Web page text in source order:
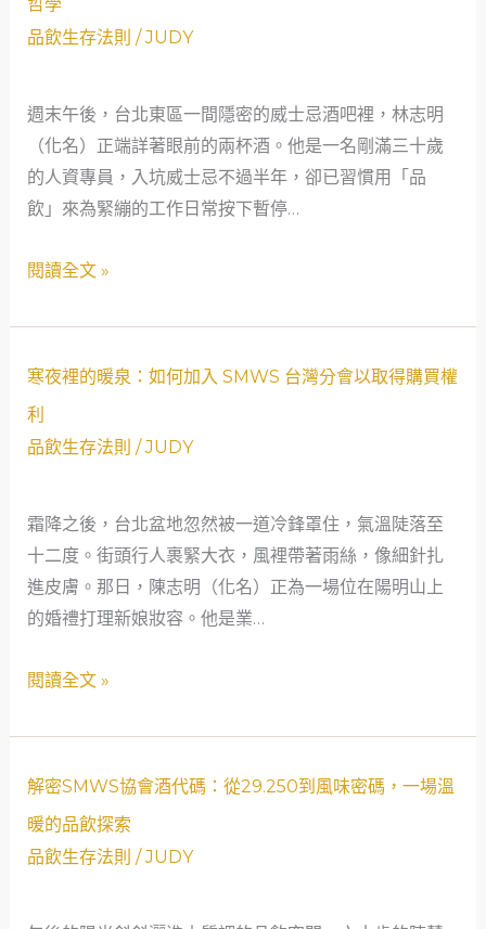
怎
麼
讀？
哲學
品飲生存法則 /JUDY
週末午後，台北東區一間隱密的威士忌酒吧裡，林志明
（化名）正端詳著眼前的兩杯酒。他是一名剛滿三十歲
的人資專員，入坑威士忌不過半年，卻已習慣用「品
飲」來為緊繃的工作日常按下暫停…
與
格
拉
斯
梁
父
承：
立
裝
廠
的
威
士
哲
閱讀全文 »
寒夜裡的暖泉：如何加入 SMWS 台灣分會以取得購買權
利
品飲生存法則 /JUDY
霜降之後，台北盆地忽然被一道冷鋒罩住，氣溫陡落至
十二度。街頭行人裹緊大衣，風裡帶著雨絲，像細針扎
進皮膚。那日，陳志明（化名）正為一場位在陽明山上
的婚禮打理新娘妝容。他是業…
寒
的
泉：
如
何
加
SMWS
分
以
取
閱讀全文 »
解密SMWS協會酒代碼：從29.250到風味密碼，一場溫
暖的品飲探索
品飲生存法則 /JUDY
解
協